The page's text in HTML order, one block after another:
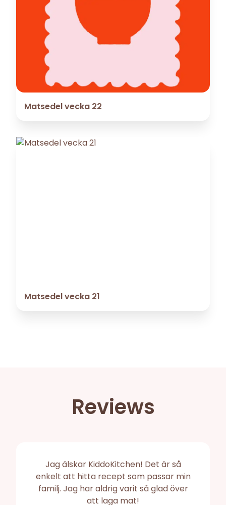
Matsedel vecka 22
Matsedel vecka 21
Reviews
Jag älskar KiddoKitchen! Det är så
enkelt att hitta recept som passar min
familj. Jag har aldrig varit så glad över
att laga mat!